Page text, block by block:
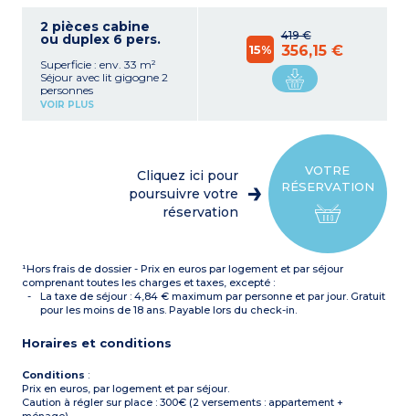
ondes, lave-vaisselle,
aspirateur, cafetière,
Chambre avec 1 grand lit
(140 x 190 cm)
Cabine avec 2 lits
superposés ou lit gigogne 2
2 pièces cabine
ou duplex 6 pers.
Superficie : env. 33 m²
Séjour avec lit gigogne 2
personnes
Kitchenette équipée
bouilloire et grille pain)
Chambre avec 1 grand lit
Cabine avec 2 lits
superposés ou canapé-lit
extérieur
Possibilité
d'appartement côté mer,
voir les tarifs sur la grille
VOIR PLUS
419 €
15% 356,15 €
VOTRE
RÉSERVATION
Cliquez ici pour
poursuivre votre
réservation
¹Hors frais de dossier - Prix en euros par logement et par séjour
comprenant toutes les charges et taxes, excepté :
La taxe de séjour : 4,84 € maximum par personne et par jour. Gratuit
pour les moins de 18 ans. Payable lors du check-in.
Horaires et conditions
Conditions :
Prix en euros, par logement et par séjour.
Caution à régler sur place : 300€ (2 versements : appartement +